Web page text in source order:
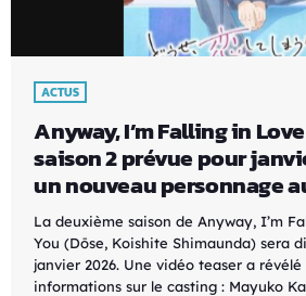
ACTUS
Anyway, I’m Falling in
saison 2 prévue pour
un nouveau personnage
La deuxième saison de Anyway, I’m
You (Dōse, Koishite Shimaunda) sera
janvier 2026. Une vidéo teaser a
informations sur le casting : Mayuko